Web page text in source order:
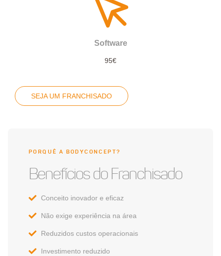
Software
95€
SEJA UM FRANCHISADO
PORQUÊ A BODYCONCEPT?
Benefícios do Franchisado
Conceito inovador e eficaz
Não exige experiência na área
Reduzidos custos operacionais
Investimento reduzido